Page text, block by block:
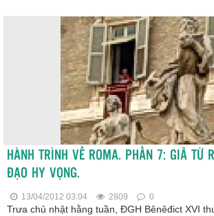
HÀNH TRÌNH VỀ ROMA. PHẦN 7: GIÃ TỪ
ĐẠO HY VỌNG.
13/04/2012 03:04 2809 0
Trưa chủ nhật hằng tuần, ĐGH Bênêđict XVI